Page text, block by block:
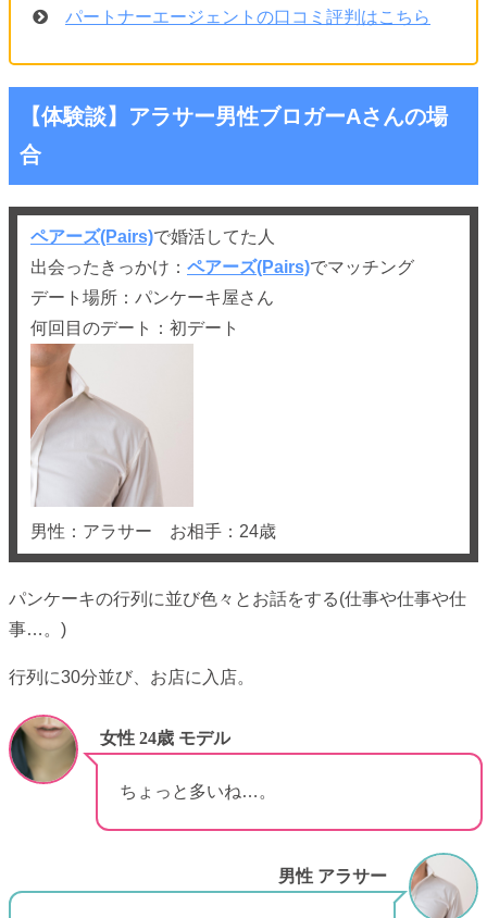
パートナーエージェントの口コミ評判はこちら
【体験談】アラサー男性ブロガーAさんの場
合
ペアーズ(Pairs)で婚活してた人
出会ったきっかけ： ペアーズ(Pairs)でマッチング
デート場所：パンケーキ屋さん
何回目のデート：初デート
男性：アラサー お相手：24歳
パンケーキの行列に並び色々とお話をする(仕事や仕事や仕
事…。)
行列に30分並び、お店に入店。
女性 24歳 モデル
ちょっと多いね…。
男性 アラサー